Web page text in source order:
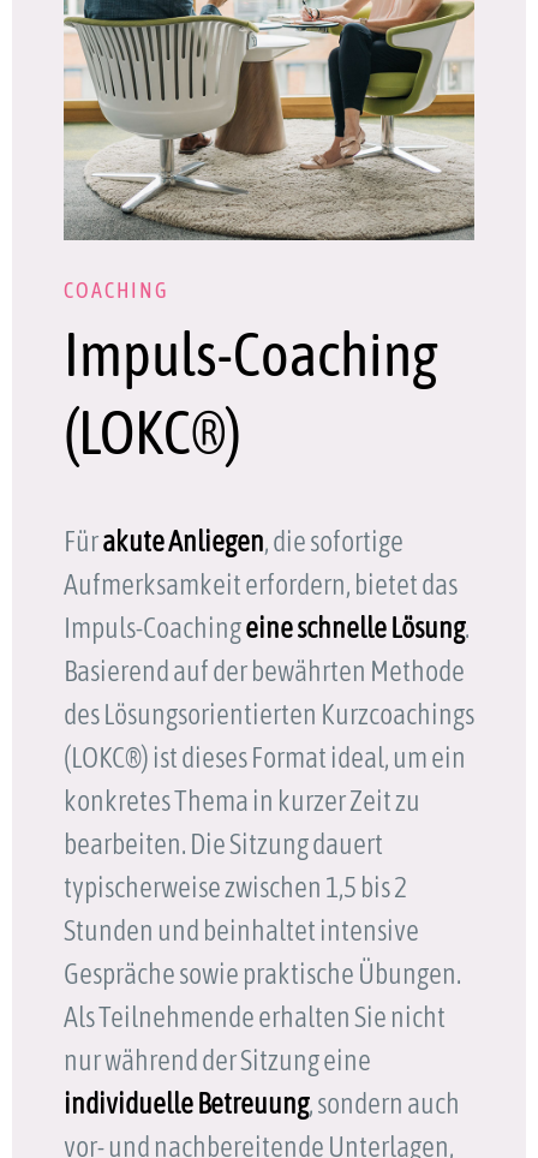
COACHING
Impuls-Coaching
(LOKC®)
Fürakute Anliegen, die sofortige
Aufmerksamkeit erfordern, bietet das
Impuls-Coachingeine schnelle Lösung.
Basierend auf der bewährten Methode
des Lösungsorientierten Kurzcoachings
(LOKC®) ist dieses Format ideal, um ein
konkretes Thema in kurzer Zeit zu
bearbeiten. Die Sitzung dauert
typischerweise zwischen 1,5 bis 2
Stunden und beinhaltet intensive
Gespräche sowie praktische Übungen.
Als Teilnehmende erhalten Sie nicht
nur während der Sitzung eine
individuelle Betreuung, sondern auch
vor- und nachbereitende Unterlagen,